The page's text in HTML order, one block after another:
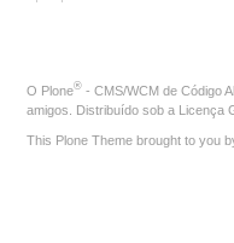
O Plone® - CMS/WCM de Código
amigos. Distribuído sob a Licença
This Plone Theme brought to you